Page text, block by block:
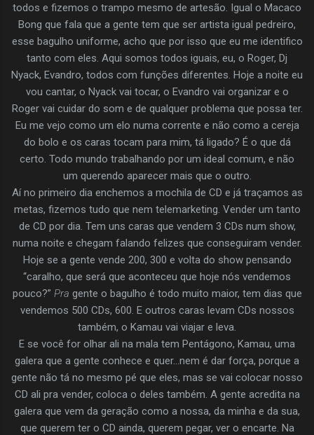
todos e fizemos o trampo mesmo de artesão. Igual o Macaco
Bong que fala que a gente tem que ser artista igual pedreiro,
esse bagulho uniforme, acho que por isso que eu me identifico
tanto com eles. Aqui somos todos iguais, eu, o Roger, Dj
Nyack, Evandro, todos com funções diferentes. Hoje a noite eu
vou cantar, o Nyack vai tocar, o Evandro vai organizar e o
Roger vai cuidar do som e de qualquer problema que possa ter.
Eu me vejo como um elo numa corrente e não como a cereja
do bolo e os caras tocam para mim, tá ligado? É o que dá
certo. Todo mundo trabalhando por um ideal comum, e não
um querendo aparecer mais que o outro.
Aí no primeiro dia enchemos a mochila de CD e já traçamos as
metas, fizemos tudo que nem telemarketing. Vender um tanto
de CD por dia. Tem uns caras que vendem 3 CDs num show,
numa noite e chegam falando felizes que conseguiram vender.
Hoje se a gente vende 200, 300 e volta do show pensando
“caralho, que será que aconteceu que hoje nós vendemos
pouco?” Pra gente o bagulho é todo muito maior, tem dias que
vendemos 500 CDs, 600. E outros caras levam CDs nossos
também, o Kamau vai viajar e leva.
E se você for olhar ali na mala tem Pentágono, Kamau, uma
galera que a gente conhece e quer…nem é dar força, porque a
gente não tá no mesmo pé que eles, mas se vai colocar nosso
CD ali pra vender, coloca o deles também. A gente acredita na
galera que vem da geração como a nossa, da minha e da sua,
que querem ter o CD ainda, querem pegar, ver o encarte. Na